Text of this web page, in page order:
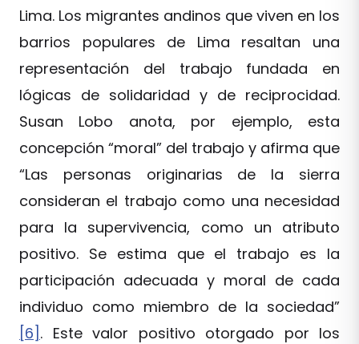
Lima. Los migrantes andinos que viven en los
barrios populares de Lima resaltan una
representación del trabajo fundada en
lógicas de solidaridad y de reciprocidad.
Susan Lobo anota, por ejemplo, esta
concepción “moral” del trabajo y afirma que
“Las personas originarias de la sierra
consideran el trabajo como una necesidad
para la supervivencia, como un atributo
positivo. Se estima que el trabajo es la
participación adecuada y moral de cada
individuo como miembro de la sociedad”
[6] . Este valor positivo otorgado por los